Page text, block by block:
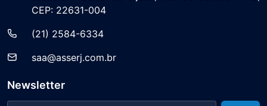
CEP: 22631-004
(21) 2584-6334
saa@asserj.com.br
Newsletter